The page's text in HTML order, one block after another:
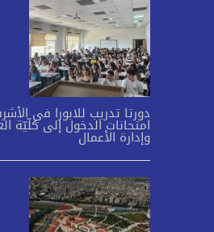
دورتا تدريب للابورا في
امتحانات الدخول إلى كلّيّة
وإدارة الأعمال